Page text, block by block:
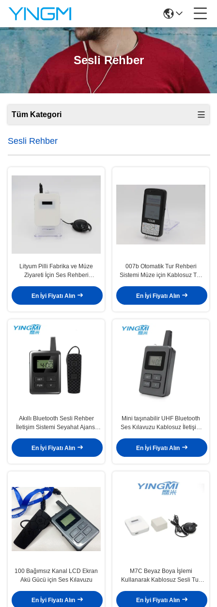
Sesli Rehber
Tüm Kategori
Sesli Rehber
Lityum Pilli Fabrika ve Müze
Ziyareti İçin Ses Rehberi
En İyi Fiyatı Alın
007b Otomatik Tur Rehberi
Sistemi Müze için Kablosuz Tur
En İyi Fiyatı Alın
Akıllı Bluetooth Sesli Rehber
İletişim Sistemi Seyahat Ajansı
En İyi Fiyatı Alın
Mini taşınabilir UHF Bluetooth
Ses Kılavuzu Kablosuz İletişim
En İyi Fiyatı Alın
100 Bağımsız Kanal LCD Ekran
Akü Gücü için Ses Kılavuzu
En İyi Fiyatı Alın
M7C Beyaz Boya İşlemi
Kullanarak Kablosuz Sesli Tur
En İyi Fiyatı Alın